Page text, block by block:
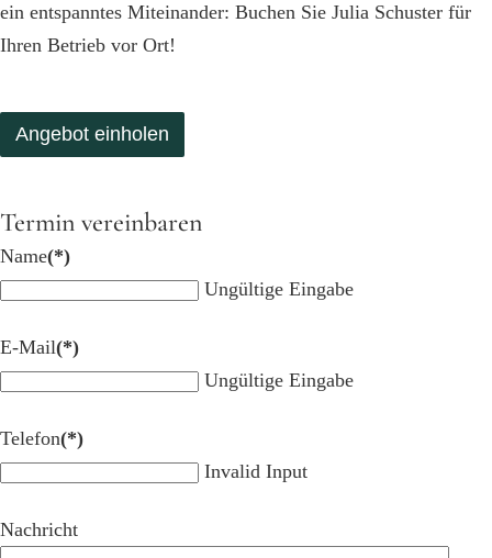
ein entspanntes Miteinander: Buchen Sie Julia Schuster für
Ihren Betrieb vor Ort!
Angebot einholen
Termin vereinbaren
Name(*)
Ungültige Eingabe
E-Mail(*)
Ungültige Eingabe
Telefon(*)
Invalid Input
Nachricht